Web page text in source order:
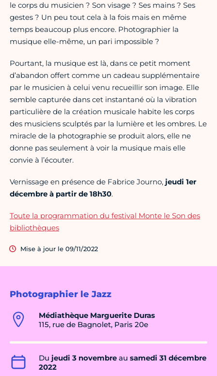
Photographier le Jazz
Médiathèque Marguerite Duras
115, rue de Bagnolet, Paris 20e
Du jeudi 3 novembre au samedi 31 décembre
2022
le corps du musicien ? Son visage ? Ses mains ? Ses
gestes ? Un peu tout cela à la fois mais en même
temps beaucoup plus encore. Photographier la
musique elle-même, un pari impossible ?
Pourtant, la musique est là, dans ce petit moment
d’abandon offert comme un cadeau supplémentaire
par le musicien à celui venu recueillir son image. Elle
semble capturée dans cet instantané où la vibration
particulière de la création musicale habite les corps
des musiciens sculptés par la lumière et les ombres. Le
miracle de la photographie se produit alors, elle ne
donne pas seulement à voir la musique mais elle
convie à l’écouter.
Vernissage en présence de Fabrice Journo, jeudi 1er
décembre à partir de 18h30.
Toute la programmation du festival Monte le Son des
bibliothèques
Mise à jour le 09/11/2022